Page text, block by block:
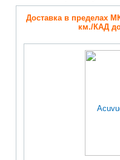
Доставка в пределах
км./КАД